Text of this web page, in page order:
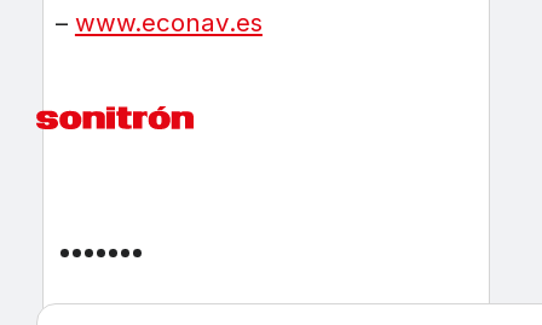
– www.econav.es